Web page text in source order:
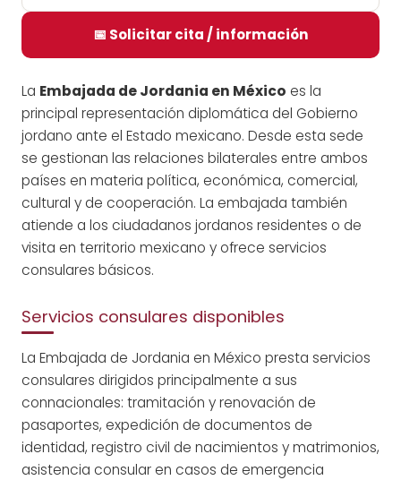
La Embajada de Jordania en México es la
principal representación diplomática del Gobierno
jordano ante el Estado mexicano. Desde esta sede
se gestionan las relaciones bilaterales entre ambos
países en materia política, económica, comercial,
cultural y de cooperación. La embajada también
atiende a los ciudadanos jordanos residentes o de
visita en territorio mexicano y ofrece servicios
consulares básicos.
Servicios consulares disponibles
La Embajada de Jordania en México presta servicios
consulares dirigidos principalmente a sus
connacionales: tramitación y renovación de
pasaportes, expedición de documentos de
identidad, registro civil de nacimientos y matrimonios,
asistencia consular en casos de emergencia
📅 Solicitar cita / información